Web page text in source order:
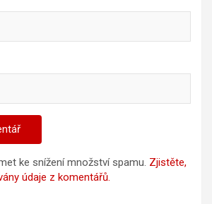
ke snížení množství spamu. Zjistěte,
údaje z komentářů.